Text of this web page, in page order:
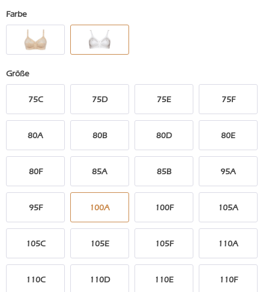
Farbe
Größe
75C 75D 75E 75F
80A 80B 80D 80E
80F 85A 85B 95A
95F 100A 100F 105A
105C 105E 105F 110A
110C 110D 110E 110F